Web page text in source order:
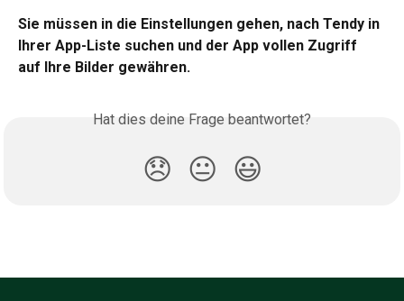
Sie müssen in die Einstellungen gehen, nach Tendy in
Ihrer App-Liste suchen und der App vollen Zugriff
auf Ihre Bilder gewähren.
Hat dies deine Frage beantwortet?
😞 😐 😃